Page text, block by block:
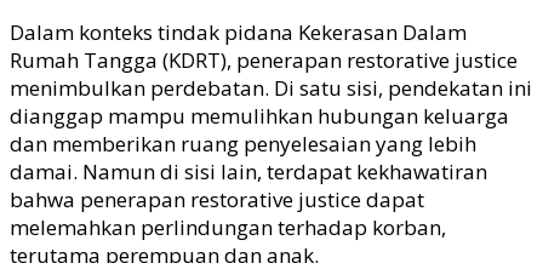
Dalam konteks tindak pidana Kekerasan Dalam
Rumah Tangga (KDRT), penerapan restorative justice
menimbulkan perdebatan. Di satu sisi, pendekatan ini
dianggap mampu memulihkan hubungan keluarga
dan memberikan ruang penyelesaian yang lebih
damai. Namun di sisi lain, terdapat kekhawatiran
bahwa penerapan restorative justice dapat
melemahkan perlindungan terhadap korban,
terutama perempuan dan anak.